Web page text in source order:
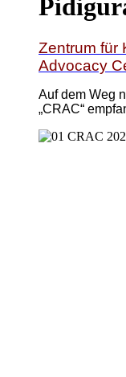
Zentrum für
Advocacy
Auf dem Weg
„CRAC“